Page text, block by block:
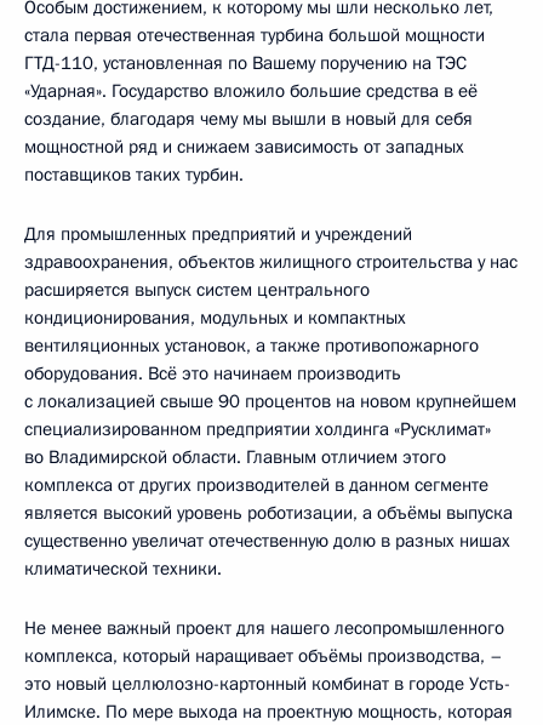
Особым достижением, к которому мы шли несколько лет,
стала первая отечественная турбина большой мощности
ГТД-110, установленная по Вашему поручению на ТЭС
«Ударная». Государство вложило большие средства в её
создание, благодаря чему мы вышли в новый для себя
мощностной ряд и снижаем зависимость от западных
поставщиков таких турбин.
Для промышленных предприятий и учреждений
здравоохранения, объектов жилищного строительства у нас
расширяется выпуск систем центрального
кондиционирования, модульных и компактных
вентиляционных установок, а также противопожарного
оборудования. Всё это начинаем производить
с локализацией свыше 90 процентов на новом крупнейшем
специализированном предприятии холдинга «Русклимат»
во Владимирской области. Главным отличием этого
комплекса от других производителей в данном сегменте
является высокий уровень роботизации, а объёмы выпуска
существенно увеличат отечественную долю в разных нишах
климатической техники.
Не менее важный проект для нашего лесопромышленного
комплекса, который наращивает объёмы производства, –
это новый целлюлозно-картонный комбинат в городе Усть-
Илимске. По мере выхода на проектную мощность, которая